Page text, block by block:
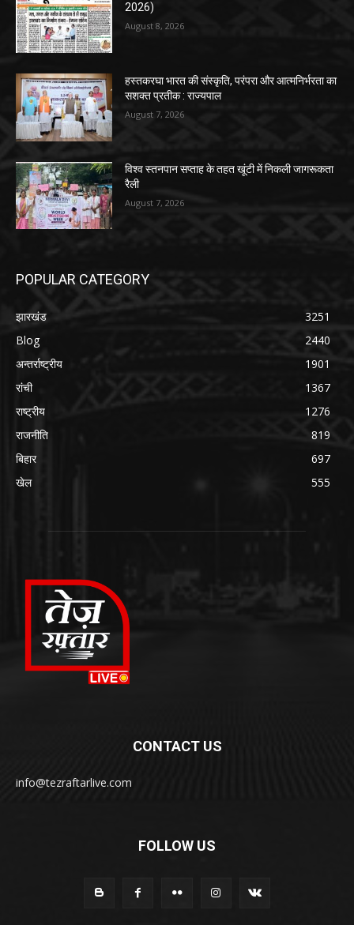
2026)
August 8, 2026
हस्तकरघा भारत की संस्कृति, परंपरा और आत्मनिर्भरता का
सशक्त प्रतीक : राज्यपाल
August 7, 2026
विश्व स्तनपान सप्ताह के तहत खूंटी में निकली जागरूकता
रैली
August 7, 2026
POPULAR CATEGORY
झारखंड
3251
Blog
2440
अन्तर्राष्ट्रीय
1901
रांची
1367
राष्ट्रीय
1276
राजनीति
819
बिहार
697
खेल
555
CONTACT US
info@tezraftarlive.com
FOLLOW US